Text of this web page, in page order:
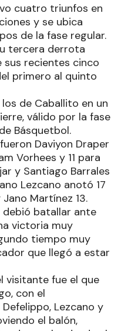
cuatro triunfos en
y se ubica
de la fase regular.
tercera derrota
sus recientes cinco
primero al quinto
de Caballito en un
válido por la fase
Básquetbol.
Daviyon Draper
Vorhees y 11 para
y Santiago Barrales
Lezcano anotó 17
Martínez 13.
batallar ante
victoria muy
tiempo muy
que llegó a estar
visitante fue el que
con el
Lezcano y
el balón,